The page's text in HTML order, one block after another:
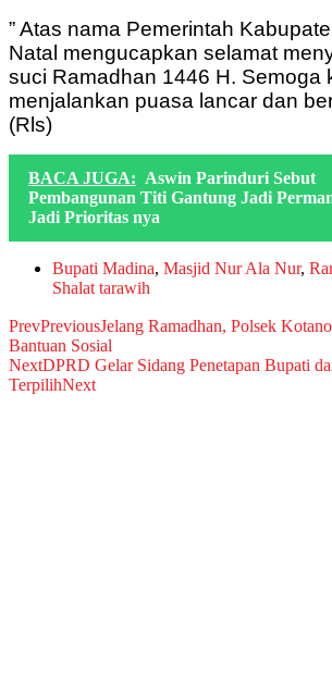
” Atas nama Pemerintah
Natal mengucapkan selamat
suci Ramadhan 1446 H. Semoga
menjalankan puasa lancar dan
(Rls)
BACA JUGA: Aswin Parinduri Sebut
Pembangunan Titi Gantung Jadi
Jadi Prioritas nya
Bupati Madina, Masjid Nur Ala Nur,
Shalat tarawih
PrevPreviousJelang Ramadhan, Polsek
Bantuan Sosial
NextDPRD Gelar Sidang Penetapan Bupati
TerpilihNext